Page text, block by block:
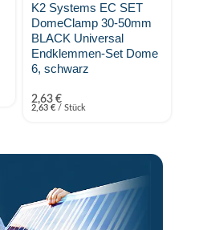
K2 Systems EC SET
DomeClamp 30-50mm
BLACK Universal
Endklemmen-Set Dome
6, schwarz
2,63 €
2,63 € / Stück